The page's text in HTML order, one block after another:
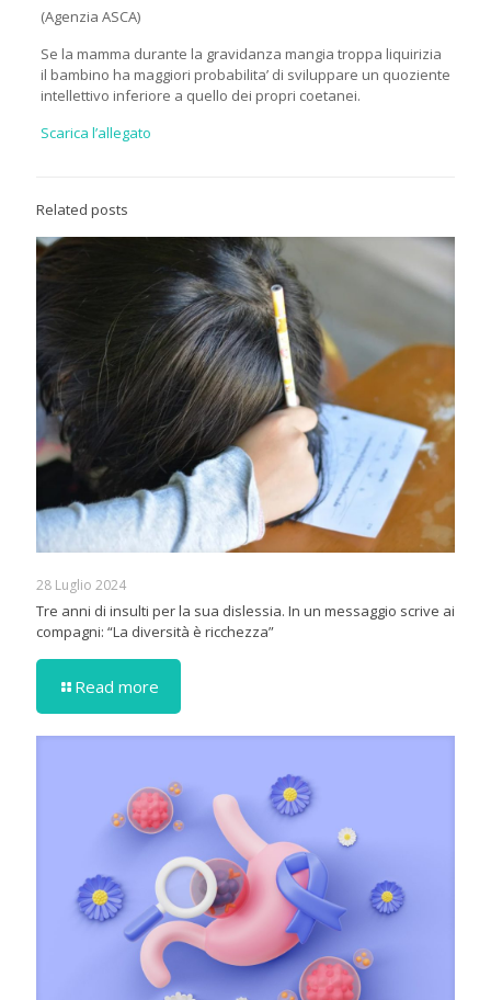
(Agenzia ASCA)
Se la mamma durante la gravidanza mangia troppa liquirizia
il bambino ha maggiori probabilita’ di sviluppare un quoziente
intellettivo inferiore a quello dei propri coetanei.
Scarica l’allegato
Related posts
28 Luglio 2024
Tre anni di insulti per la sua dislessia. In un messaggio scrive ai
compagni: “La diversità è ricchezza”
Read more